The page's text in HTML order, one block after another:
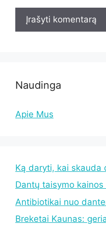
Naudinga
Apie Mus
Ką daryti, kai skauda
Dantų taisymo kainos
Antibiotikai nuo
Breketai Kaunas: